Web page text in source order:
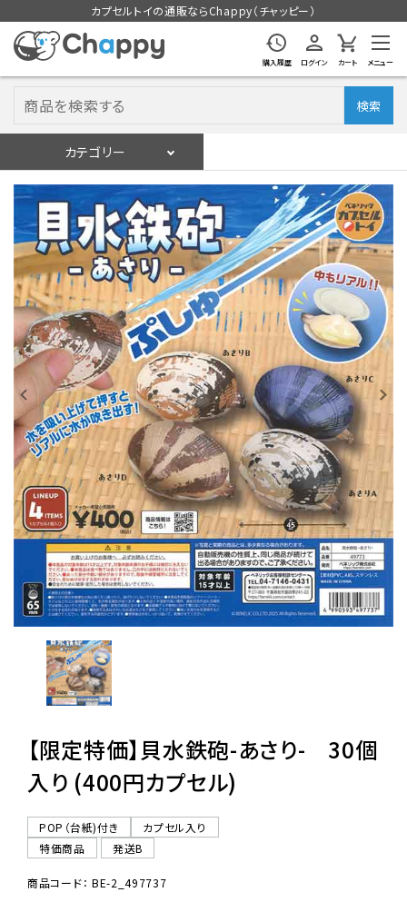
カプセルトイの通販ならChappy（チャッピー）
購入履歴 ログイン カート メニュー
検索
カテゴリー
ログイン 会員登録
入荷スケジュールをチェック
カプセルトイマシン本体
カプセルトイ
販促用空カプセル
レンタル
景品・玩具・文具
販促用カプセルトイ
よくあるご質問
06-6282-7659
【限定特価】貝水鉄砲-あさり- 30個
入り (400円カプセル)
POP（台紙)付き
カプセル入り
特価商品
発送B
商品コード： BE-2_497737